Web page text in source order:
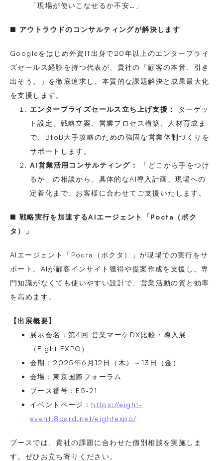
「現場が使いこなせるか不安…」
■ アウトラウドのコンサルティングが解決します
Googleをはじめ外資IT出身で20年以上のエンタープライ
ズセールス経験を持つ代表が、貴社の「顧客の本音、引き
出そう。」を徹底追求し、本質的な課題解決と成果最大化
を支援します。
エンタープライズセールス立ち上げ支援：
ターゲッ
ト設定、戦略立案、営業プロセス構築、人材育成ま
で、BtoB大手攻略のための強固な営業体制づくりを
サポートします。
AI営業活用コンサルティング：
「どこから手をつけ
るか」の相談から、具体的なAI導入計画、現場への
定着化まで、お客様に合わせてご支援いたします。
■ 戦略実行を加速するAIエージェント「Pocta（ポク
タ）」
AIエージェント「Pocta（ポクタ）」が現場での実行をサ
ポート。AIが顧客インサイト獲得や提案作成を支援し、専
門知識がなくても使いやすい設計で、営業活動の質と効率
を高めます。
【出展概要】
展示会名：第4回 営業マーケDX比較・導入展
（Eight EXPO）
会期：2025年6月12日（木）～13日（金）
会場：東京国際フォーラム
ブース番号：E5-21
イベントページ： https://eight-
event.8card.net/eightexpo/
ブースでは、貴社の課題に合わせた個別相談を実施しま
す。ぜひお立ち寄りください。